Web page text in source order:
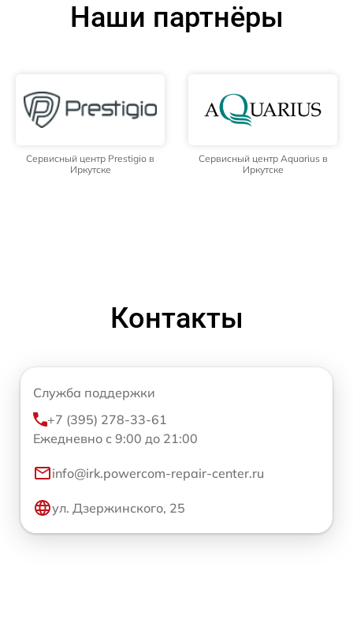
Наши партнёры
Сервисный центр Prestigio в
Иркутске
Сервисный центр Aquarius в
Иркутске
Контакты
Служба поддержки
+7 (395) 278-33-61
Ежедневно с 9:00 до 21:00
info@irk.powercom-repair-center.ru
ул. Дзержинского, 25